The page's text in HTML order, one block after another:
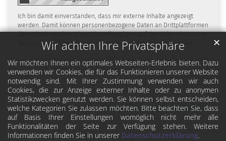
Wir achten Ihre Privatsphäre
Wir möchten Ihnen ein optimales Webseiten-Erlebnis bieten. Dazu
verwenden wir Cookies, die für das Funktionieren unserer Website
notwendig sind. Mit Ihrer Zustimmung verwenden wir auch
Cookies, die zur Anzeige externer Inhalte oder zu anonymen
Statistikzwecken genutzt werden. Sie können selbst entscheiden,
welche Kategorien Sie zulassen möchten. Bitte beachten Sie, dass
auf Basis Ihrer Einstellungen womöglich nicht mehr alle
Funktionalitäten der Seite zur Verfügung stehen. Weitere
Informationen finden Sie in unserer Datenschutzerklärung.
✕
Ich bin damit einverstanden, dass mir externe Inhalte angezeigt
werden. Damit können personenbezogene Daten an Drittplattformen
übermittelt werden. Diese Einstellung kann auf der Seite mit unserer
Datenschutzerklärungspäter jederzeit wieder geändert werden.
Unser Service -Der Pfarrei-Finder